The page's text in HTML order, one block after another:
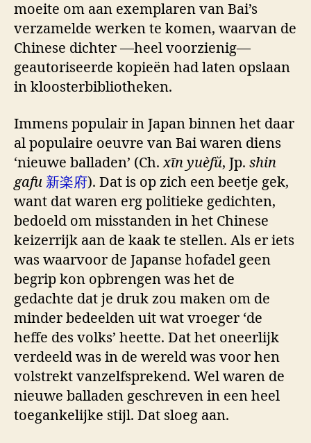
moeite om aan exemplaren van Bai’s
verzamelde werken te komen, waarvan de
Chinese dichter —heel voorzienig—
geautoriseerde kopieën had laten opslaan
in kloosterbibliotheken.
Immens populair in Japan binnen het daar
al populaire oeuvre van Bai waren diens
‘nieuwe balladen’ (Ch.xīn yuèfŭ, Jp. shin
gafu 新楽府). Dat is op zich een beetje gek,
want dat waren erg politieke gedichten,
bedoeld om misstanden in het Chinese
keizerrijk aan de kaak te stellen. Als er iets
was waarvoor de Japanse hofadel geen
begrip kon opbrengen was het de
gedachte dat je druk zou maken om de
minder bedeelden uit wat vroeger ‘de
heffe des volks’ heette. Dat het oneerlijk
verdeeld was in de wereld was voor hen
volstrekt vanzelfsprekend. Wel waren de
nieuwe balladen geschreven in een heel
toegankelijke stijl. Dat sloeg aan.